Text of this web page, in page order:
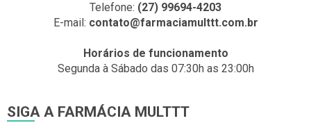
Telefone: (27) 99694-4203
E-mail: contato@farmaciamulttt.com.br
Horários de funcionamento
Segunda à Sábado das 07:30h as 23:00h
SIGA A FARMÁCIA MULTTT